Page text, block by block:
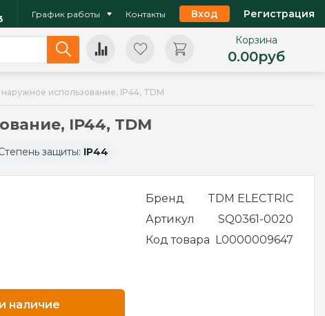
График работы Контакты Вход Регистрация
Корзина
0.00руб
наружное использование, IP44, TDM
IP44, TDM
защиты: IP44
наличие
Бренд
TDM ELECTRIC
Артикул
SQ0361-0020
Код товара L0000009647